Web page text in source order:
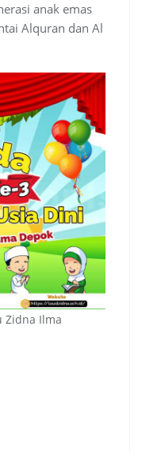
anak emas
Alquran dan Al
Zidna Ilma